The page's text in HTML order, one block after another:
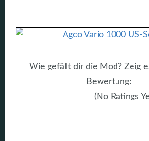
Wie gefällt dir die Mod? Zeig
Bewertung:
(No Ratings